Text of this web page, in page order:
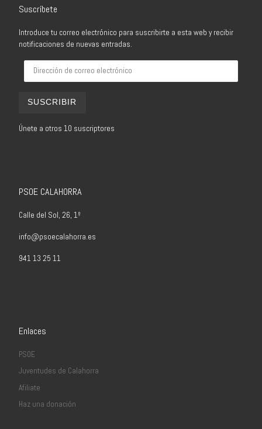
Suscríbete
Introduce tu correo electrónico para suscribirte a esta web y recibir
notificaciones de nuevas entradas.
SUSCRIBIR
Únete a otros 10 suscriptores
PSOE CALAHORRA
Calle del Sol, 26, 1º
info@psoecalahorra.es
941 13 25 11
Enlaces
PSOE
Juventudes de Calahorra
Afiliate
Haz una donación